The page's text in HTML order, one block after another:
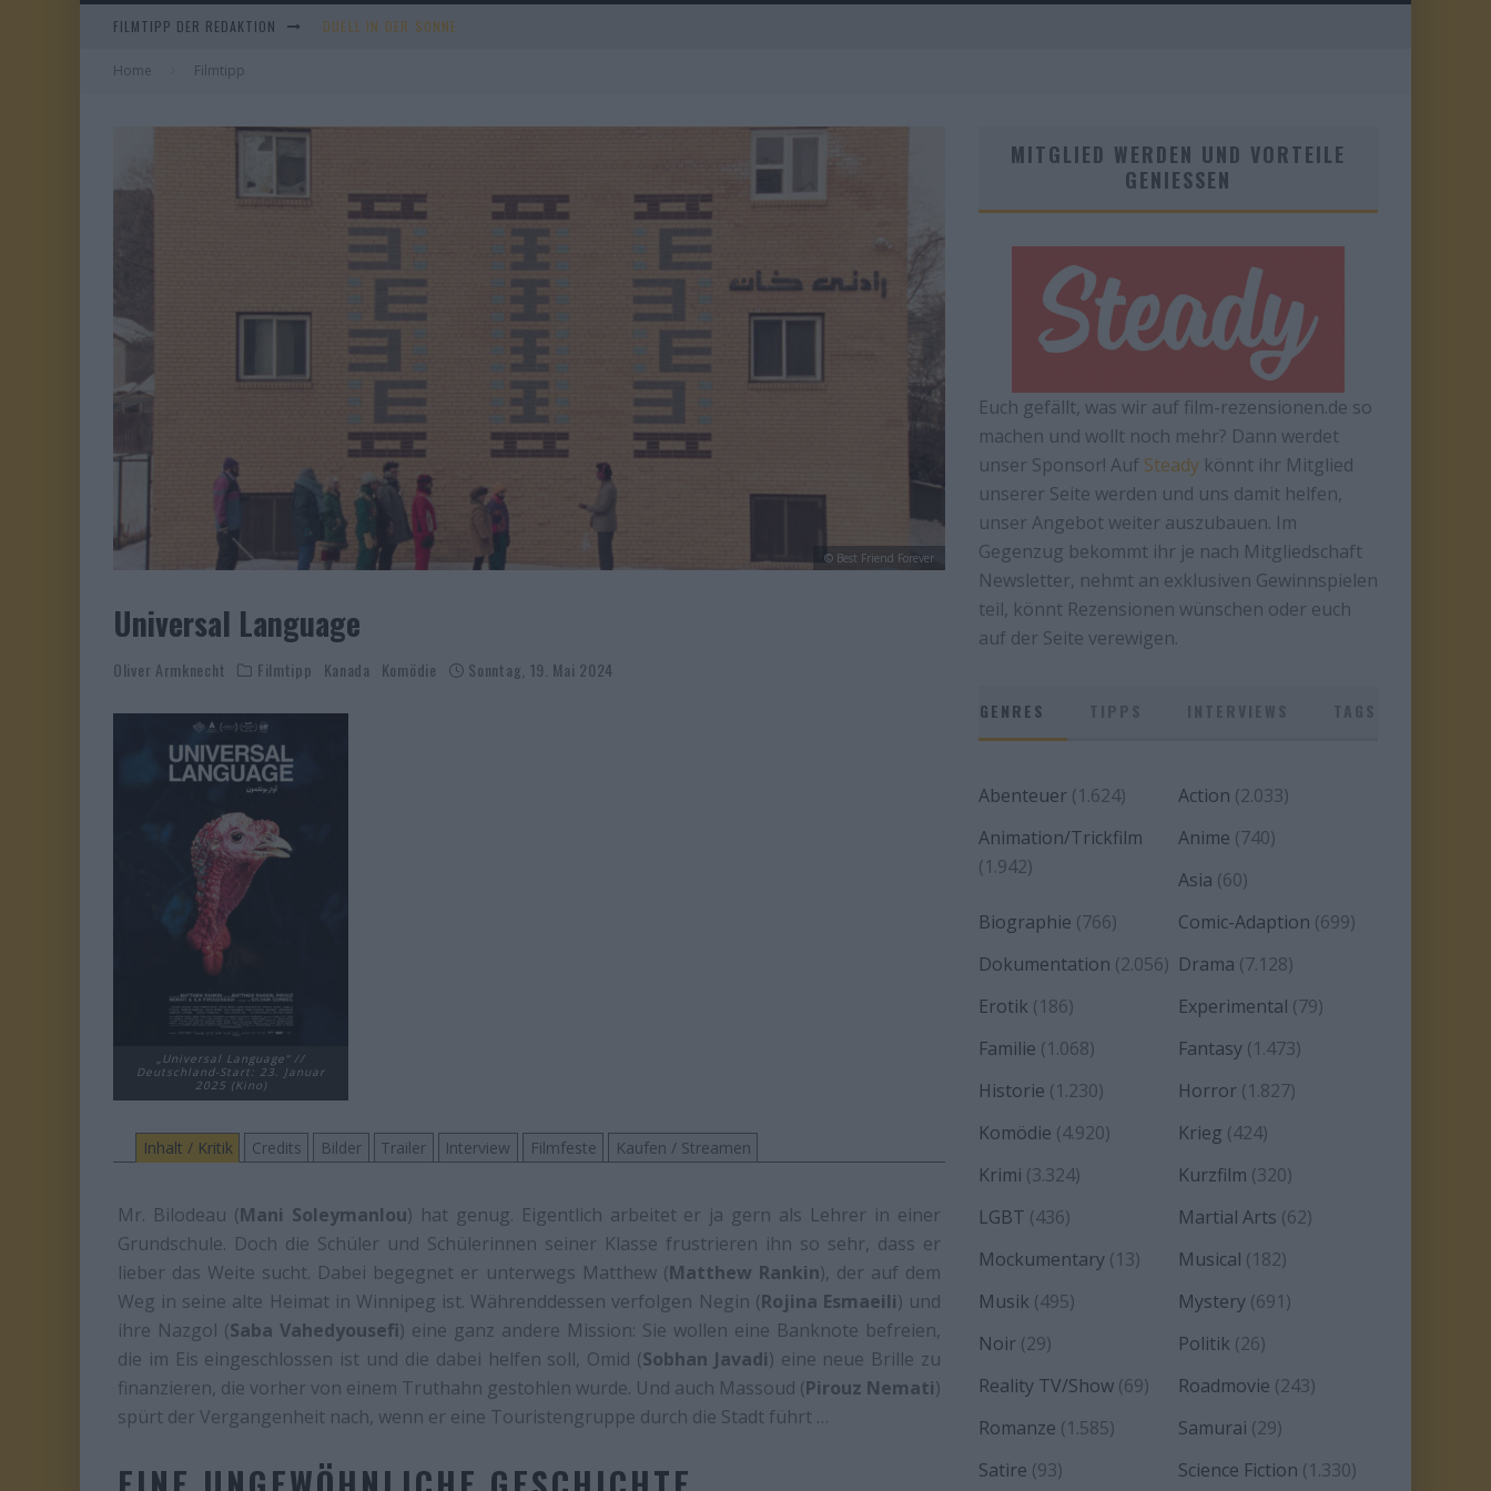
FILMTIPP DER REDAKTION EVERYTIME
Home Filmtipp
© Best Friend Forever
Universal Language
Oliver Armknecht Filmtipp Kanada Komödie Sonntag, 19. Mai 2024
„Universal Language“ //
Deutschland-Start: 23. Januar
2025 (Kino)
Inhalt / Kritik Credits Bilder Trailer Interview Filmfeste Kaufen / Streamen
Mr. Bilodeau (Mani Soleymanlou) hat genug. Eigentlich arbeitet er ja gern als Lehrer in einer
Grundschule. Doch die Schüler und Schülerinnen seiner Klasse frustrieren ihn so sehr, dass er
lieber das Weite sucht. Dabei begegnet er unterwegs Matthew (Matthew Rankin), der auf dem
Weg in seine alte Heimat in Winnipeg ist. Währenddessen verfolgen Negin (Rojina Esmaeili) und
ihre Nazgol (Saba Vahedyousefi) eine ganz andere Mission: Sie wollen eine Banknote befreien,
die im Eis eingeschlossen ist und die dabei helfen soll, Omid (Sobhan Javadi) eine neue Brille zu
finanzieren, die vorher von einem Truthahn gestohlen wurde. Und auch Massoud (Pirouz Nemati)
spürt der Vergangenheit nach, wenn er eine Touristengruppe durch die Stadt führt …
MITGLIED WERDEN UND VORTEILE
GENIESSEN
Euch gefällt, was wir auf film-rezensionen.de so
machen und wollt noch mehr? Dann werdet
unser Sponsor! Auf Steady könnt ihr Mitglied
unserer Seite werden und uns damit helfen,
unser Angebot weiter auszubauen. Im
Gegenzug bekommt ihr je nach Mitgliedschaft
Newsletter, nehmt an exklusiven Gewinnspielen
teil, könnt Rezensionen wünschen oder euch
auf der Seite verewigen.
GENRES
Abenteuer (1.624) Action (2.033)
Animation/Trickfilm
(1.942)
Anime (740)
Asia (60)
Biographie (766) Comic-Adaption (699)
Dokumentation (2.056) Drama (7.128)
Erotik (186) Experimental (79)
Familie (1.068) Fantasy(1.473)
Historie (1.230) Horror(1.827)
Komödie (4.920) Krieg (424)
Krimi (3.324) Kurzfilm (320)
LGBT (436) Martial Arts (62)
Mockumentary (13) Musical (182)
Musik (495) Mystery(691)
Noir (29) Politik (26)
Reality TV/Show (69) Roadmovie (243)
Romanze (1.585) Samurai (29)
Satire (93) Science Fiction (1.330)